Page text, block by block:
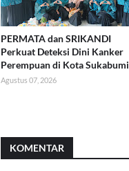
PERMATA dan SRIKANDI
Perkuat Deteksi Dini Kanker
Perempuan di Kota Sukabumi
Agustus 07, 2026
KOMENTAR